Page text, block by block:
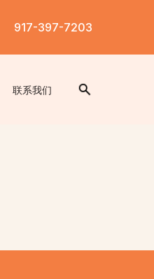
917-397-7203
联系我们